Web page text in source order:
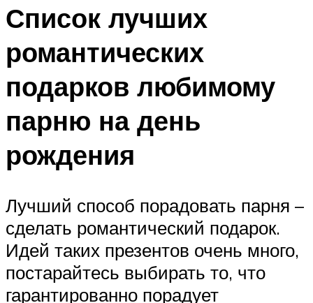
Список лучших
романтических
подарков любимому
парню на день
рождения
Лучший способ порадовать парня –
сделать романтический подарок.
Идей таких презентов очень много,
постарайтесь выбирать то, что
гарантированно порадует